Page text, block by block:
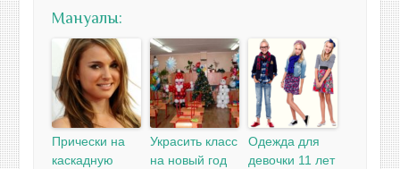
Мануалы:
Прически на
каскадную
Украсить класс
на новый год
Одежда для
девочки 11 лет